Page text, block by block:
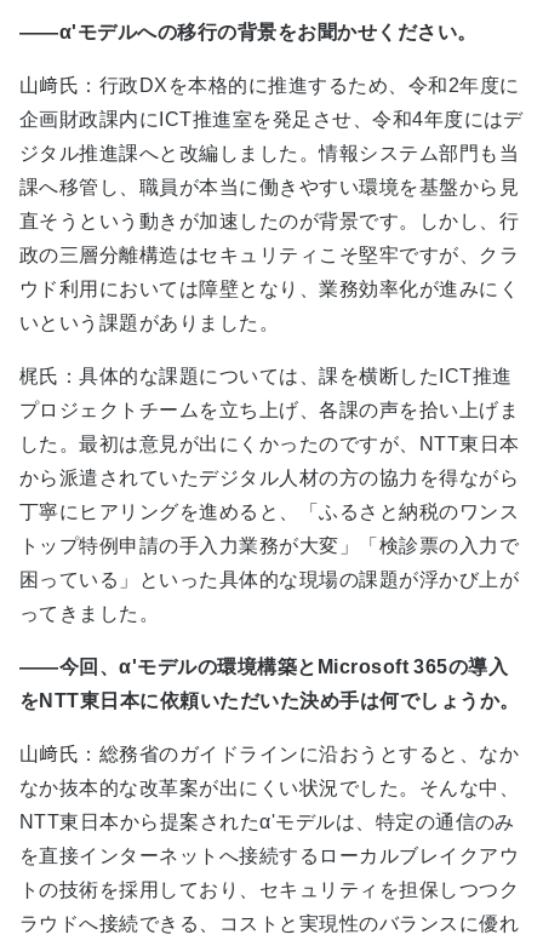
――α'モデルへの移行の背景をお聞かせください。
山﨑氏：行政DXを本格的に推進するため、令和2年度に
企画財政課内にICT推進室を発足させ、令和4年度にはデ
ジタル推進課へと改編しました。情報システム部門も当
課へ移管し、職員が本当に働きやすい環境を基盤から見
直そうという動きが加速したのが背景です。しかし、行
政の三層分離構造はセキュリティこそ堅牢ですが、クラ
ウド利用においては障壁となり、業務効率化が進みにく
いという課題がありました。
梶氏：具体的な課題については、課を横断したICT推進
プロジェクトチームを立ち上げ、各課の声を拾い上げま
した。最初は意見が出にくかったのですが、NTT東日本
から派遣されていたデジタル人材の方の協力を得ながら
丁寧にヒアリングを進めると、「ふるさと納税のワンス
トップ特例申請の手入力業務が大変」「検診票の入力で
困っている」といった具体的な現場の課題が浮かび上が
ってきました。
――今回、α'モデルの環境構築とMicrosoft 365の導入
をNTT東日本に依頼いただいた決め手は何でしょうか。
山﨑氏：総務省のガイドラインに沿おうとすると、なか
なか抜本的な改革案が出にくい状況でした。そんな中、
NTT東日本から提案されたα'モデルは、特定の通信のみ
を直接インターネットへ接続するローカルブレイクアウ
トの技術を採用しており、セキュリティを担保しつつク
ラウドへ接続できる、コストと実現性のバランスに優れ